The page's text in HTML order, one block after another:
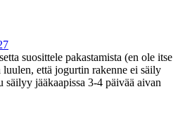
suosittele pakastamista (en ole itse
että jogurtin rakenne ei säily
säilyy jääkaapissa 3-4 päivää aivan